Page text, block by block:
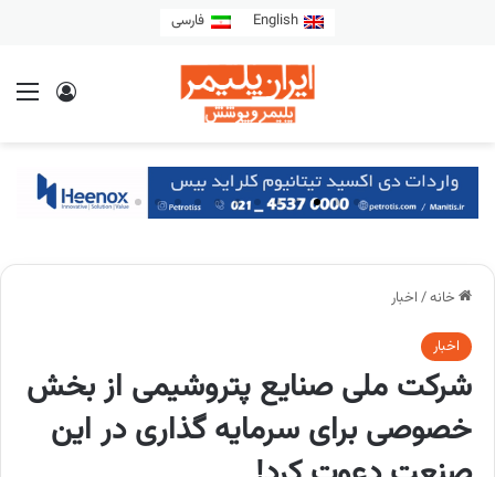
English فارسی
خانه/ اخبار
اخبار
شرکت ملی صنایع پتروشیمی از بخش
خصوصی برای سرمایه گذاری در این